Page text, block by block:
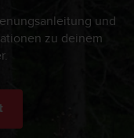
und
zu deinem